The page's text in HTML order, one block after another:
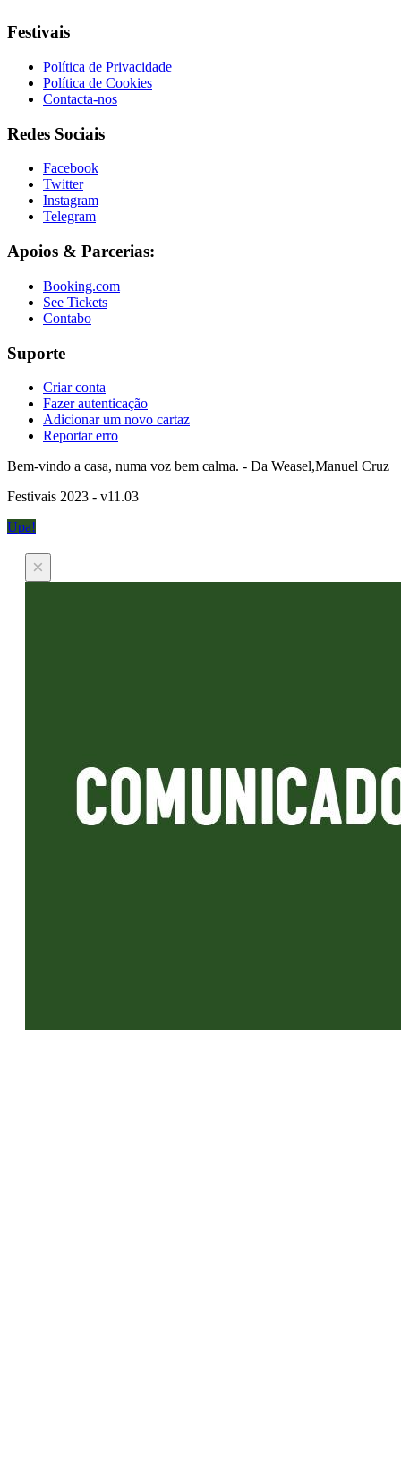
Festivais
Política de Privacidade
Política de Cookies
Contacta-nos
Redes Sociais
Facebook
Twitter
Instagram
Telegram
Apoios & Parcerias:
Booking.com
See Tickets
Contabo
Suporte
Criar conta
Fazer autenticação
Adicionar um novo cartaz
Reportar erro
Bem-vindo a casa, numa voz bem calma. - Da Weasel,Manuel Cruz
Festivais 2023 - v11.03
Upa!
×